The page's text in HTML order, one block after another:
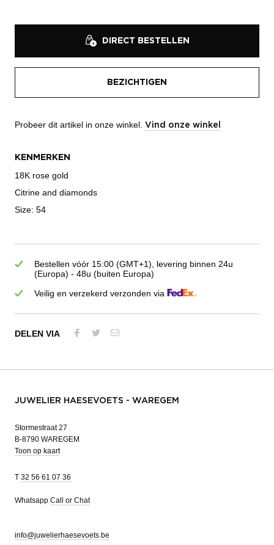
DIRECT BESTELLEN
BEZICHTIGEN
Probeer dit artikel in onze winkel. Vind onze winkel
KENMERKEN
18K rose gold
Citrine and diamonds
Size: 54
Bestellen vóór 15:00 (GMT+1), levering binnen 24u
(Europa) - 48u (buiten Europa)
Veilig en verzekerd verzonden via
DELEN VIA
JUWELIER HAESEVOETS - WAREGEM
Stormestraat 27
B-8790 WAREGEM
Toon op kaart
T 32 56 61 07 36
Whatsapp Call or Chat
info@juwelierhaesevoets.be